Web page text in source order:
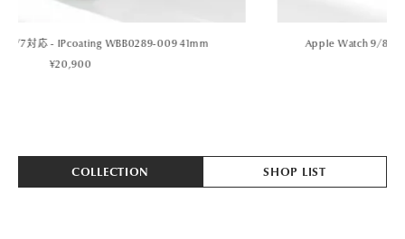
Apple Watch 9/8/7対応 - ALUMINIUM WBB0290-010 45mm
COLLECTION SHOP LIST